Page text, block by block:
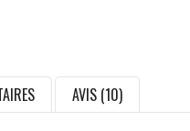
AVIS (10)